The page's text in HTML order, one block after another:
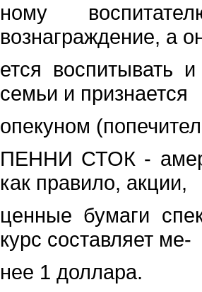
ному
вознаграждение, а
ется воспитывать
семьи и признается
опекуном
ПЕННИ СТОК -
как правило, акции,
ценные бумаги
курс составляет ме-
нее 1 доллара.